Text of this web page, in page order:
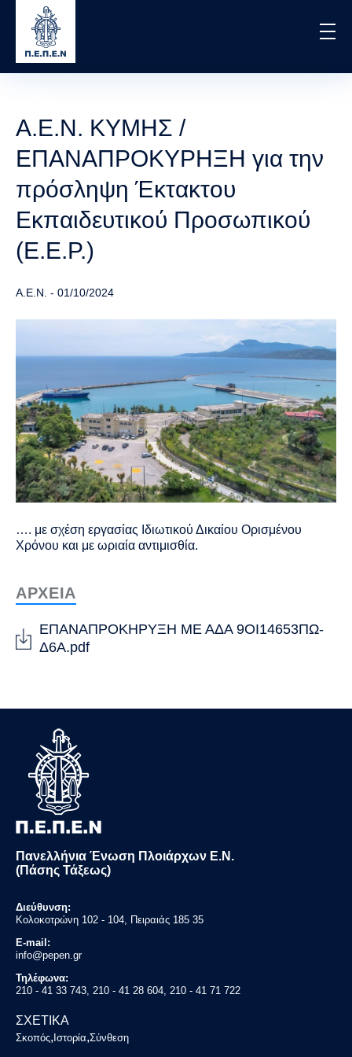
content
Α.Ε.Ν. ΚΥΜΗΣ /
ΕΠΑΝΑΠΡΟΚΥΡΗΞΗ για την
πρόσληψη Έκτακτου
Εκπαιδευτικού Προσωπικού
(Ε.Ε.Ρ.)
Α.Ε.Ν. - 01/10/2024
…. με σχέση εργασίας Ιδιωτικού Δικαίου Ορισμένου
Χρόνου και με ωριαία αντιμισθία.
ΑΡΧΕΙΑ
ΕΠΑΝΑΠΡΟΚΗΡΥΞΗ ΜΕ ΑΔΑ 9ΟΙ14653ΠΩ-
Δ6Α.pdf
Πανελλήνια Ένωση Πλοιάρχων Ε.Ν.
(Πάσης Τάξεως)
Διεύθυνση:
Κολοκοτρώνη 102 - 104, Πειραιάς 185 35
E-mail:
info@pepen.gr
Τηλέφωνα:
210 - 41 33 743, 210 - 41 28 604, 210 - 41 71 722
ΣΧΕΤΙΚΑ
Σκοπός, Ιστορία,Σύνθεση